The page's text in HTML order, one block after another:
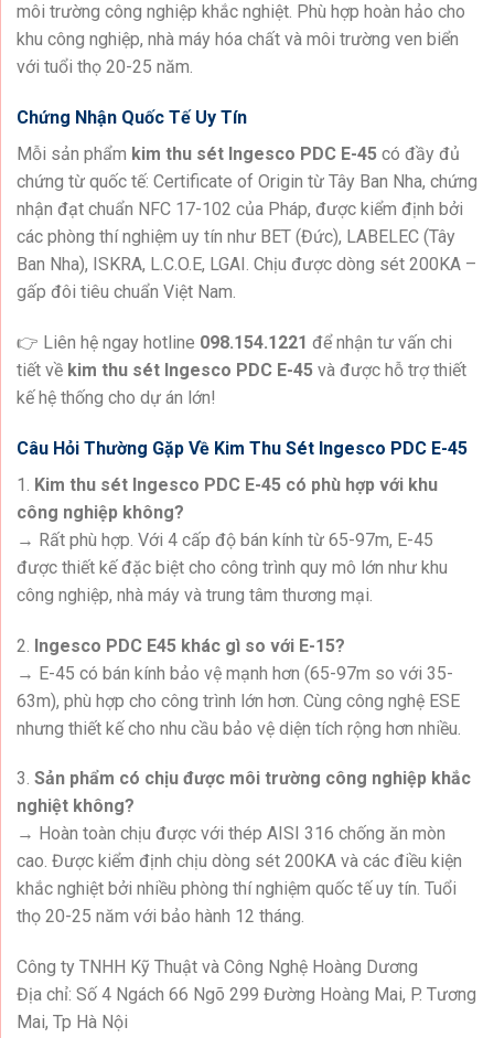
môi trường công nghiệp khắc nghiệt. Phù hợp hoàn hảo cho
khu công nghiệp, nhà máy hóa chất và môi trường ven biển
với tuổi thọ 20-25 năm.
Chứng Nhận Quốc Tế Uy Tín
Mỗi sản phẩm kim thu sét Ingesco PDC E-45 có đầy đủ
chứng từ quốc tế: Certificate of Origin từ Tây Ban Nha, chứng
nhận đạt chuẩn NFC 17-102 của Pháp, được kiểm định bởi
các phòng thí nghiệm uy tín như BET (Đức), LABELEC (Tây
Ban Nha), ISKRA, L.C.O.E, LGAI. Chịu được dòng sét 200KA –
gấp đôi tiêu chuẩn Việt Nam.
👉 Liên hệ ngay hotline 098.154.1221 để nhận tư vấn chi
tiết về kim thu sét Ingesco PDC E-45 và được hỗ trợ thiết
kế hệ thống cho dự án lớn!
Câu Hỏi Thường Gặp Về Kim Thu Sét Ingesco PDC E-45
1. Kim thu sét Ingesco PDC E-45 có phù hợp với khu
công nghiệp không?
→ Rất phù hợp. Với 4 cấp độ bán kính từ 65-97m, E-45
được thiết kế đặc biệt cho công trình quy mô lớn như khu
công nghiệp, nhà máy và trung tâm thương mại.
2. Ingesco PDC E45 khác gì so với E-15?
→ E-45 có bán kính bảo vệ mạnh hơn (65-97m so với 35-
63m), phù hợp cho công trình lớn hơn. Cùng công nghệ ESE
nhưng thiết kế cho nhu cầu bảo vệ diện tích rộng hơn nhiều.
3. Sản phẩm có chịu được môi trường công nghiệp khắc
nghiệt không?
→ Hoàn toàn chịu được với thép AISI 316 chống ăn mòn
cao. Được kiểm định chịu dòng sét 200KA và các điều kiện
khắc nghiệt bởi nhiều phòng thí nghiệm quốc tế uy tín. Tuổi
thọ 20-25 năm với bảo hành 12 tháng.
Công ty TNHH Kỹ Thuật và Công Nghệ Hoàng Dương
Địa chỉ: Số 4 Ngách 66 Ngõ 299 Đường Hoàng Mai, P. Tương
Mai, Tp Hà Nội